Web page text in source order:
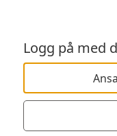
Logg på med